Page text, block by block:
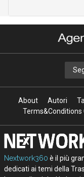
About Autori
Nextwork360 è il più
dedicati ai temi della